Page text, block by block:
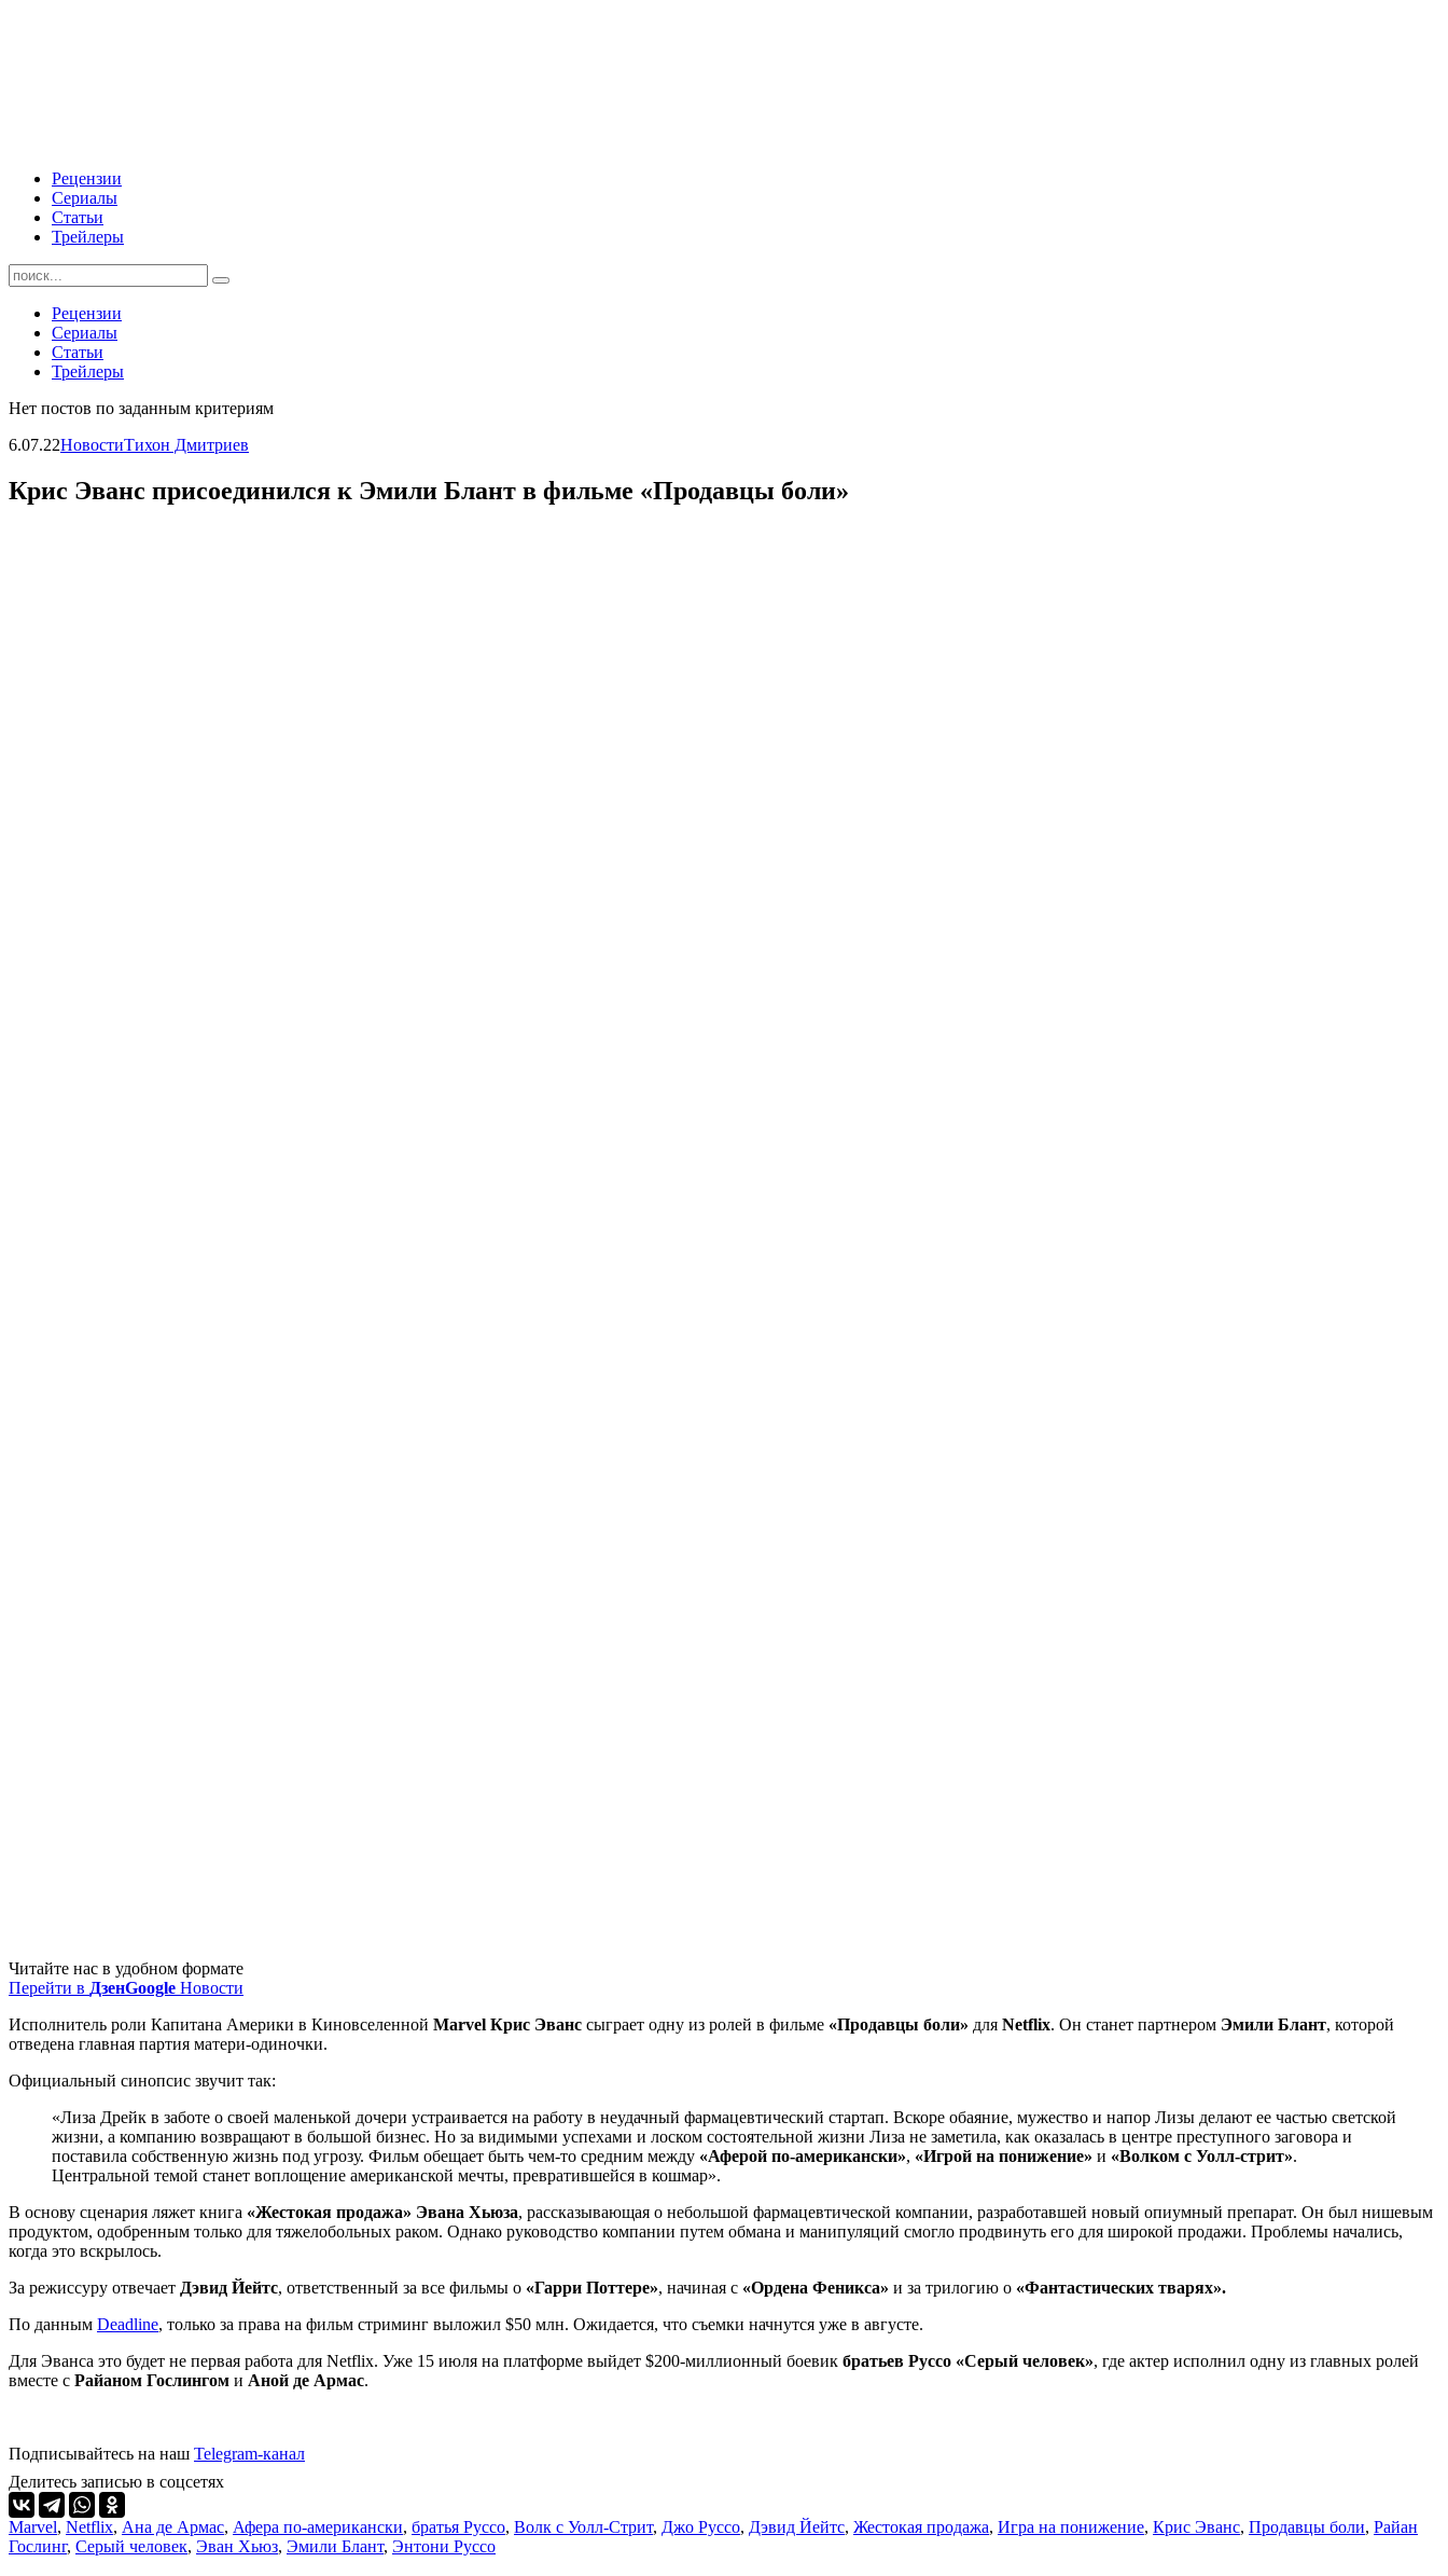
Рецензии
Сериалы
Статьи
Трейлеры
Найти:
Рецензии
Сериалы
Статьи
Трейлеры
Нет постов по заданным критериям
6.07.22НовостиТихон Дмитриев
Крис Эванс присоединился к Эмили Блант в фильме «Продавцы боли»
Читайте нас в удобном формате
Перейти в ДзенGoogle Новости
Исполнитель роли Капитана Америки в Киновселенной Marvel Крис Эванс сыграет одну из ролей в фильме «Продавцы боли» для Netflix. Он станет партнером Эмили Блант, которой
отведена главная партия матери-одиночки.
Официальный синопсис звучит так:
«Лиза Дрейк в заботе о своей маленькой дочери устраивается на работу в неудачный фармацевтический стартап. Вскоре обаяние, мужество и напор Лизы делают ее частью светской
жизни, а компанию возвращают в большой бизнес. Но за видимыми успехами и лоском состоятельной жизни Лиза не заметила, как оказалась в центре преступного заговора и
поставила собственную жизнь под угрозу. Фильм обещает быть чем-то средним между «Аферой по-американски», «Игрой на понижение» и «Волком с Уолл-стрит».
Центральной темой станет воплощение американской мечты, превратившейся в кошмар».
В основу сценария ляжет книга «Жестокая продажа» Эвана Хьюза, рассказывающая о небольшой фармацевтической компании, разработавшей новый опиумный препарат. Он был нишевым
продуктом, одобренным только для тяжелобольных раком. Однако руководство компании путем обмана и манипуляций смогло продвинуть его для широкой продажи. Проблемы начались,
когда это вскрылось.
За режиссуру отвечает Дэвид Йейтс, ответственный за все фильмы о «Гарри Поттере», начиная с «Ордена Феникса» и за трилогию о «Фантастических тварях».
По данным Deadline, только за права на фильм стриминг выложил $50 млн. Ожидается, что съемки начнутся уже в августе.
Для Эванса это будет не первая работа для Netflix. Уже 15 июля на платформе выйдет $200-миллионный боевик братьев Руссо «Серый человек», где актер исполнил одну из главных ролей
вместе с Райаном Гослингом и Аной де Армас.
Подписывайтесь на наш Telegram-канал
Делитесь записью в соцсетях
Marvel, Netflix, Ана де Армас, Афера по-американски, братья Руссо, Волк с Уолл-Стрит, Джо Руссо, Дэвид Йейтс, Жестокая продажа, Игра на понижение, Крис Эванс, Продавцы боли, Райан
Гослинг, Серый человек, Эван Хьюз, Эмили Блант, Энтони Руссо